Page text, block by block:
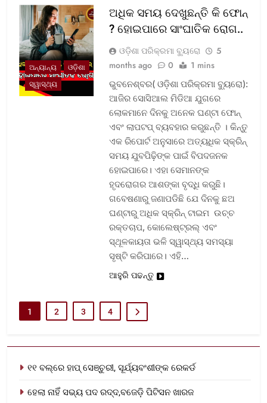
ଅନ୍ୟାନ୍ୟ
ଓଡ଼ିଶା
ସ୍ୱାସ୍ଥ୍ୟ
ଅଧିକ ସମୟ ଦେଖୁଛନ୍ତି କି ଫୋନ୍
? ହୋଇପାରେ ସାଂଘାତିକ ରୋଗ..
ଓଡ଼ିଶା ପରିକ୍ରମା ବ୍ୟୁରୋ
5
months ago
0 1 mins
ଭୁବନେଶ୍ବର( ଓଡ଼ିଶା ପରିକ୍ରମା ବ୍ୟୁରୋ):
ଆଜିର ସୋସିଆଲ ମିଡିଆ ଯୁଗରେ
ଲୋକମାନେ ଦିନକୁ ଅନେକ ଘଣ୍ଟା ଫୋନ୍
ଏବଂ ଲାପଟପ୍ ବ୍ୟବହାର କରୁଛନ୍ତି । କିନ୍ତୁ
ଏକ ରିପୋର୍ଟ ଅନୁସାରେ ଅତ୍ୟଧିକ ସ୍କ୍ରିନ୍
ସମୟ ଯୁବପିଢ଼ିଙ୍କ ପାଇଁ ବିପଦଜନକ
ହୋଇପାରେ। ଏହା ସେମାନଙ୍କ
ହୃଦରୋଗର ଆଶଙ୍କା ବୃଦ୍ଧି କରୁଛି।
ଗବେଷଣାରୁ ଜଣାପଡିଛି ଯେ ଦିନକୁ ଛଅ
ଘଣ୍ଟାରୁ ଅଧିକ ସ୍କ୍ରିନ୍ ଟାଇମ ଉଚ୍ଚ
ରକ୍ତଚାପ, କୋଲେଷ୍ଟ୍ରଲ୍ ଏବଂ
ସ୍ଥୂଳକାୟତା ଭଳି ସ୍ୱାସ୍ଥ୍ୟ ସମସ୍ୟା
ସୃଷ୍ଟି କରିପାରେ। ଏହି…
ଆହୁରି ପଢନ୍ତୁ
1 2 3 4
୧୧ ବଲ୍‌ରେ ହାପ୍ ସେଞ୍ଚୁରୀ, ସୂର୍ଯ୍ୟବଂଶୀଙ୍କ ରେକର୍ଡ
ହେଲା ନାହିଁ ସଭ୍ୟ ପଦ ରଦ୍ଦ,ବଜେଡ଼ି ପିଟିସନ ଖାରଜ